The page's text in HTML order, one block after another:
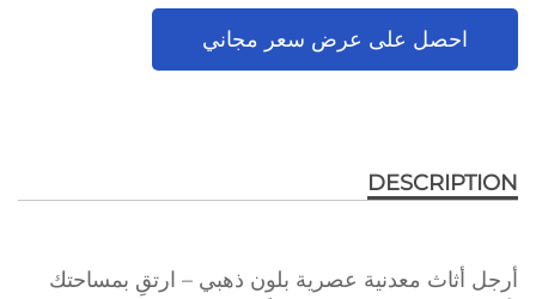
احصل على عرض سعر مجاني
DESCRIPTION
أرجل أثاث معدنية عصرية بلون ذهبي – ارتقِ بمساحتك